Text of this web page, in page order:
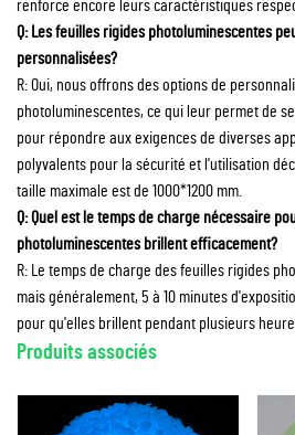
renforce encore leurs caractéristiques
Q: Les feuilles rigides photoluminescentes
personnalisées?
R: Oui, nous offrons des options de
photoluminescentes, ce qui leur permet de
pour répondre aux exigences de diverses
polyvalents pour la sécurité et l'utilisation
taille maximale est de 1000*1200 mm.
Q: Quel est le temps de charge nécessaire
photoluminescentes brillent efficacement?
R: Le temps de charge des feuilles rigides
mais généralement, 5 à 10 minutes
pour qu'elles brillent pendant plusieurs
Produits associés